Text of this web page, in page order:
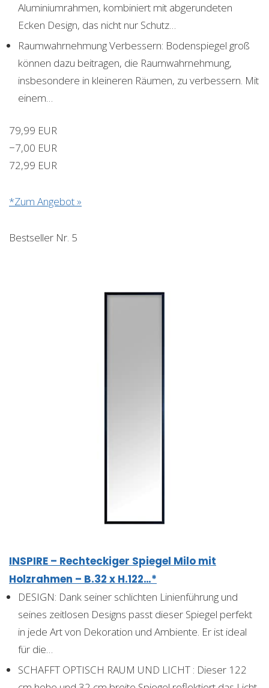
Aluminiumrahmen, kombiniert mit abgerundeten
Ecken Design, das nicht nur Schutz…
Raumwahrnehmung Verbessern: Bodenspiegel groß
können dazu beitragen, die Raumwahrnehmung,
insbesondere in kleineren Räumen, zu verbessern. Mit
einem…
79,99 EUR
−7,00 EUR
72,99 EUR
*Zum Angebot »
Bestseller Nr. 5
INSPIRE – Rechteckiger Spiegel Milo mit
Holzrahmen – B.32 x H.122…*
DESIGN: Dank seiner schlichten Linienführung und
seines zeitlosen Designs passt dieser Spiegel perfekt
in jede Art von Dekoration und Ambiente. Er ist ideal
für die…
SCHAFFT OPTISCH RAUM UND LICHT : Dieser 122